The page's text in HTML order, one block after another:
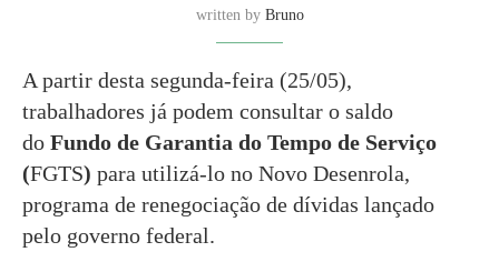
written by Bruno
A partir desta segunda-feira (25/05),
trabalhadores já podem consultar o saldo
do Fundo de Garantia do Tempo de Serviço
(FGTS) para utilizá-lo no Novo Desenrola,
programa de renegociação de dívidas lançado
pelo governo federal.